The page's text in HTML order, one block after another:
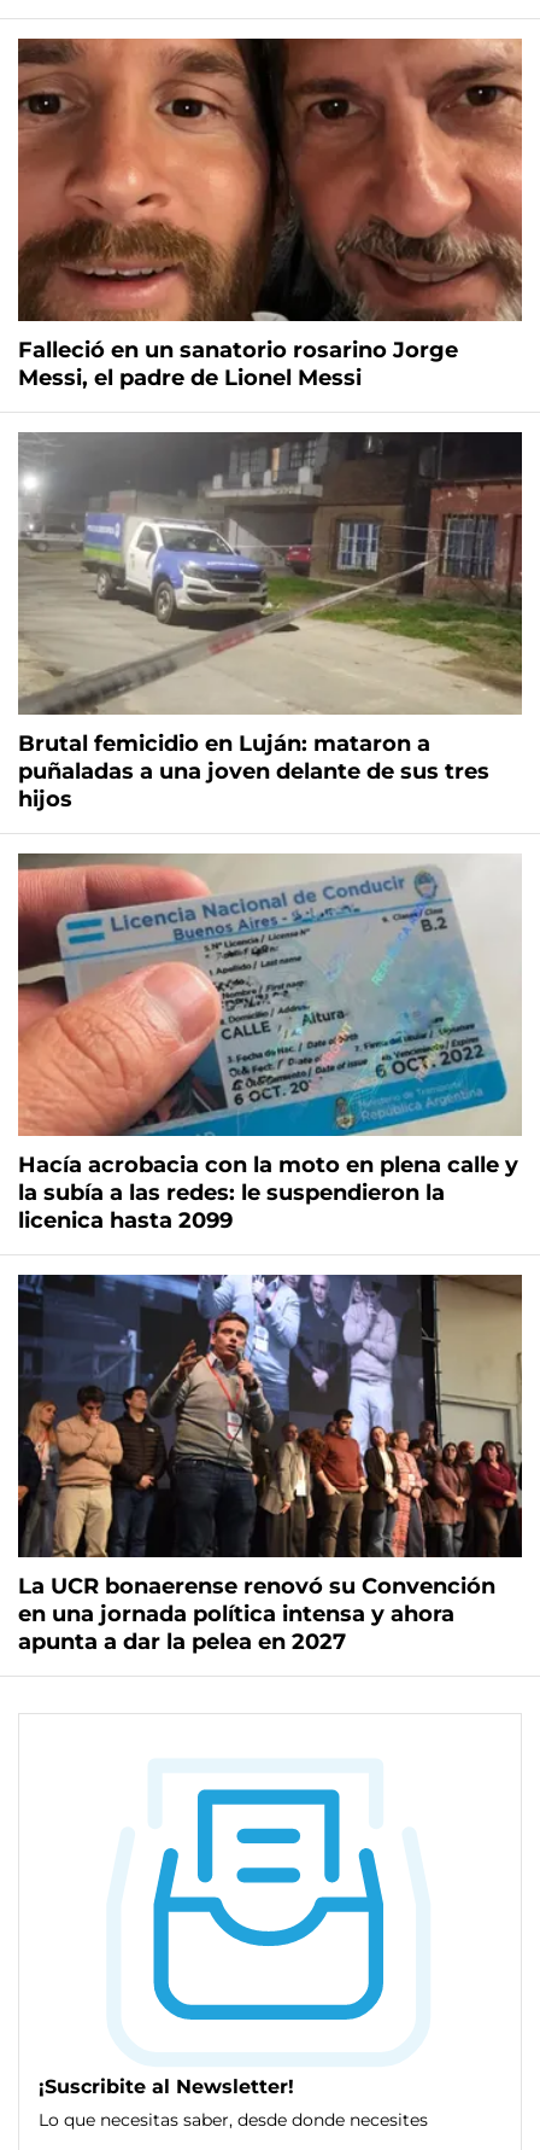
Falleció en un sanatorio rosarino Jorge
Messi, el padre de Lionel Messi
Brutal femicidio en Luján: mataron a
puñaladas a una joven delante de sus tres
hijos
Hacía acrobacia con la moto en plena calle y
la subía a las redes: le suspendieron la
licenica hasta 2099
La UCR bonaerense renovó su Convención
en una jornada política intensa y ahora
apunta a dar la pelea en 2027
¡Suscribite al Newsletter!
Lo que necesitas saber, desde donde necesites